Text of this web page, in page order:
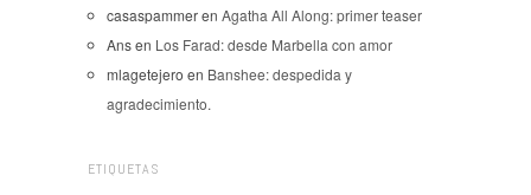
casaspammeren Agatha All Along: primer teaser
Ansen Los Farad: desde Marbella con amor
mlagetejero en Banshee: despedida y
agradecimiento.
ETIQUETAS